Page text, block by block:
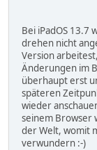
Bei iPadOS 13.7
drehen nicht
Version
Änderungen im
überhaupt erst
späteren
wieder
seinem Browser
der Welt, womit
verwundern :-)